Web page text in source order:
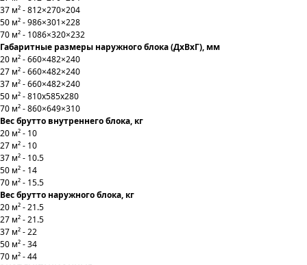
37 м² - 812×270×204
50 м² - 986×301×228
70 м² - 1086×320×232
Габаритные размеры наружного блока (ДхВхГ), мм
20 м² - 660×482×240
27 м² - 660×482×240
37 м² - 660×482×240
50 м² - 810x585x280
70 м² - 860×649×310
Вес брутто внутреннего блока, кг
20 м² - 10
27 м² - 10
37 м² - 10.5
50 м² - 14
70 м² - 15.5
Вес брутто наружного блока, кг
20 м² - 21.5
27 м² - 21.5
37 м² - 22
50 м² - 34
70 м² - 44